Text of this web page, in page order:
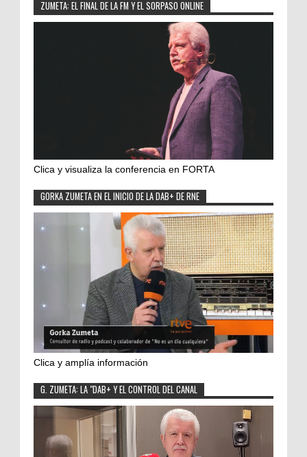
ZUMETA: EL FINAL DE LA FM Y EL SORPASO ONLINE
Clica y visualiza la conferencia en FORTA
GORKA ZUMETA EN EL INICIO DE LA DAB+ DE RNE
Clica y amplía información
G. ZUMETA: LA "DAB+ Y EL CONTROL DEL CANAL